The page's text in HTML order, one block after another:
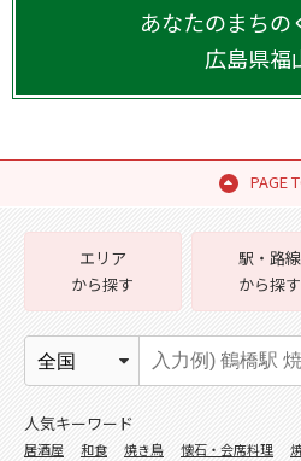
あなたのまちの
広島県福
PAGE
エリア
から探す
駅・路線
から探す
人気キーワード
居酒屋 和食 焼き鳥 懐石・会席料理